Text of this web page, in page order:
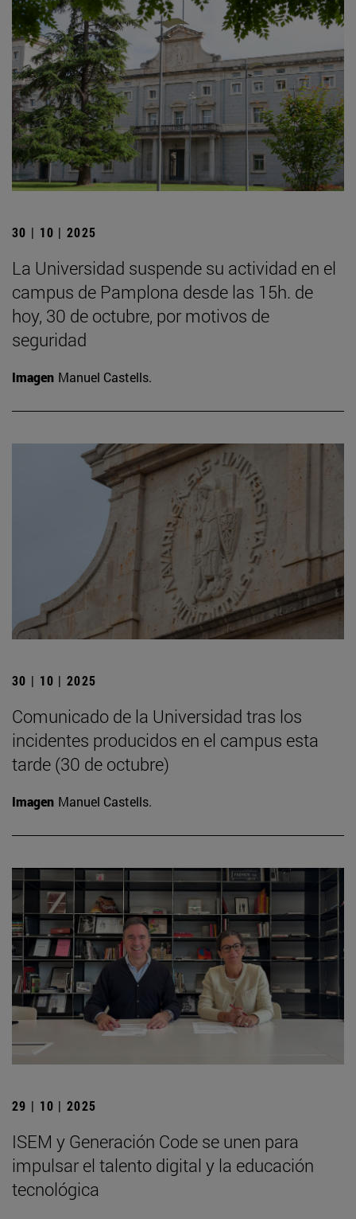
30 | 10 | 2025
La Universidad suspende su actividad en el
campus de Pamplona desde las 15h. de
hoy, 30 de octubre, por motivos de
seguridad
Imagen Manuel Castells.
30 | 10 | 2025
Comunicado de la Universidad tras los
incidentes producidos en el campus esta
tarde (30 de octubre)
Imagen Manuel Castells.
29 | 10 | 2025
ISEM y Generación Code se unen para
impulsar el talento digital y la educación
tecnológica